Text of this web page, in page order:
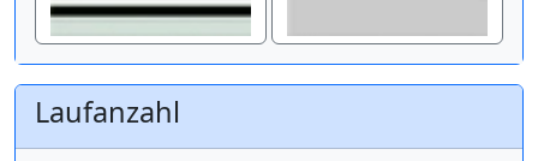
Laufanzahl